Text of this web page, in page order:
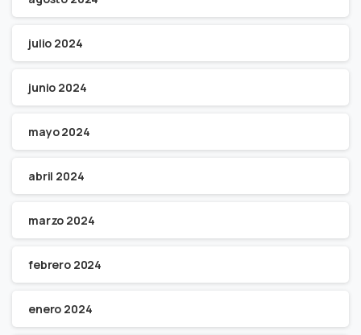
julio 2024
junio 2024
mayo 2024
abril 2024
marzo 2024
febrero 2024
enero 2024